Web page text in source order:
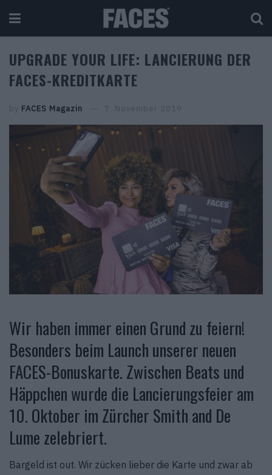
UPGRADE YOUR LIFE: LANCIERUNG DER
FACES-KREDITKARTE
by FACES Magazin 7. November 2019
Wir haben immer einen Grund zu feiern!
Besonders beim Launch unserer neuen
FACES-Bonuskarte. Zwischen Beats und
Häppchen wurde die Lancierungsfeier am
10. Oktober im Zürcher Smith and De
Lume zelebriert.
Bargeld ist out. Wir zücken lieber die Karte und zwar ab